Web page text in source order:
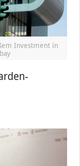
Investment in